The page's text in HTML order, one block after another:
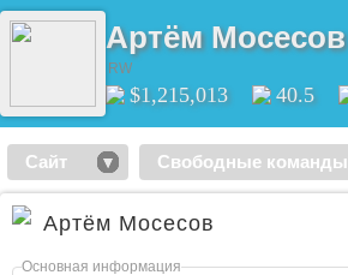
Артём Мосесов
RW
$1,215,013 40.5
Сайт Свободные команды
Артём Мосесов
Основная информация